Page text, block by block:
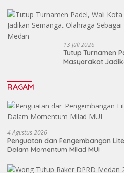
13 Juli 2026
Tutup Turnamen
Masyarakat
RAGAM
4 Agustus 2026
Penguatan dan Pengembangan
Dalam Momentum Milad MUI